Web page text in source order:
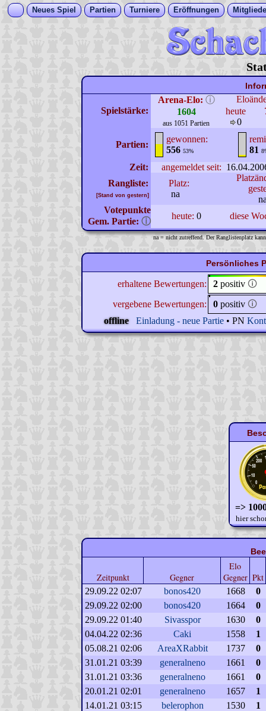
Neues Spiel Partien Turniere Eröffnungen
Spielstärke:
Arena-Elo: ⓘ
1604
aus 1051 Partien
heute
0
Partien:
gewonnen:
556 53%
81
Zeit: angemeldet seit:
Rangliste:
[Stand von gestern]
Platz:
na
Votepunkte
Gem. Partie: ⓘ
heute: 0 diese
na = nicht zutreffend. Der Ranglistenplatz
Persönliches
erhaltene Bewertungen: 2 positiv 🛈
vergebene Bewertungen:
0 positiv 🛈
offline
Einladung - neue Partie • PN
=>
hier
Zeitpunkt Gegner
Elo
Gegner Pkt
29.09.22 02:07 bonos420 1668
0
29.09.22 02:00
bonos420 1664
0
29.09.22 01:40
Sivasspor 1630
0
04.04.22 02:36
Caki 1558
1
05.08.21 02:06
AreaXRabbit 1737
0
31.01.21 03:39
generalneno 1661
0
31.01.21 03:36
generalneno 1661
0
20.01.21 02:01
generalneno 1657
1
14.01.21 03:15
belerophon 1530
1